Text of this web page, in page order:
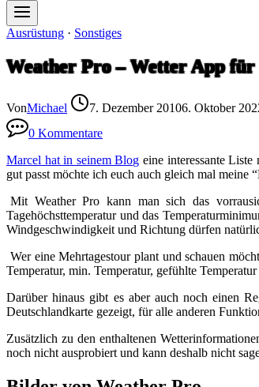
Ausrüstung · Sonstiges
Weather Pro – Wetter App für
VonMichael 7. Dezember 20106. Oktober
0 Kommentare
Marcel hat in seinem Blog eine interessante
gut passt möchte ich euch auch gleich mal
Mit Weather Pro kann man sich das
Tagehöchsttemperatur und das
Windgeschwindigkeit und Richtung dürfen
Wer eine Mehrtagestour plant und schauen
Temperatur, min. Temperatur, gefühlte
Darüber hinaus gibt es aber auch noch einen
Deutschlandkarte gezeigt, für alle anderen
Zusätzlich zu den enthaltenen
noch nicht ausprobiert und kann deshalb nicht